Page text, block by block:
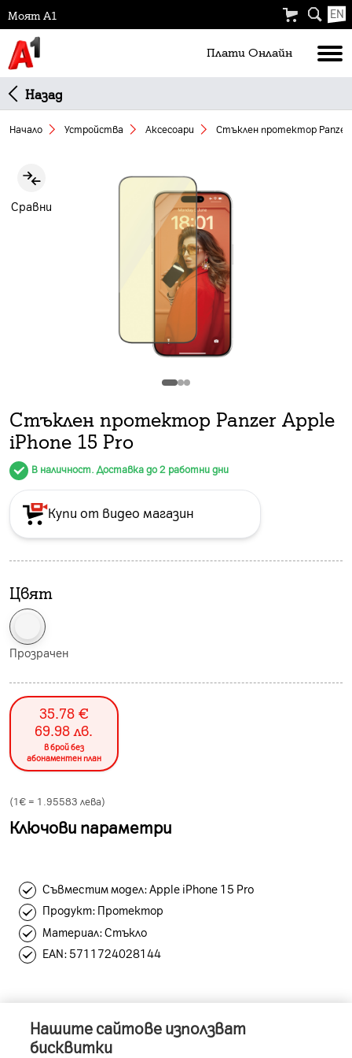
Моят А1 EN
Плати Oнлайн
Назад
Начало Устройства Аксесоари Стъклен протeктор Panzer
Сравни
Slide 1 of 3
Стъклен протeктор Panzer Apple
iPhone 15 Pro
В наличност. Доставка до 2 работни дни
Купи от видео магазин
Цвят
Прозрачен
35.78 €
69.98 лв.
в брой без
абонаментен план
(1€ = 1.95583 лева)
Ключови параметри
Съвместим модел: Apple iPhone 15 Pro
Продукт: Протектор
Материал: Стъкло
ЕAN: 5711724028144
Информация за устройството
Нашите сайтове използват
бисквитки